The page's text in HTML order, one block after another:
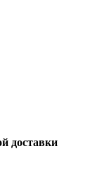
доставки